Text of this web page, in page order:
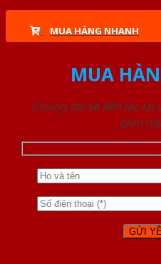
MUA HÀNG NHANH
MUA
Chúng tôi sẽ liên lạc
gian